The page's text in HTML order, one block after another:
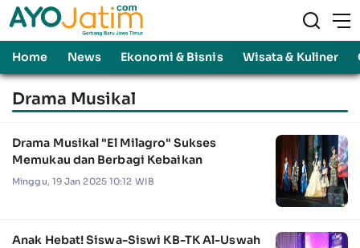
Home News Ekonomi & Bisnis Wisata & Kuliner
Drama Musikal
Drama Musikal "El Milagro" Sukses
Memukau dan Berbagi Kebaikan
Minggu, 19 Jan 2025 10:12 WIB
Anak Hebat! Siswa-Siswi KB-TK Al-Uswah